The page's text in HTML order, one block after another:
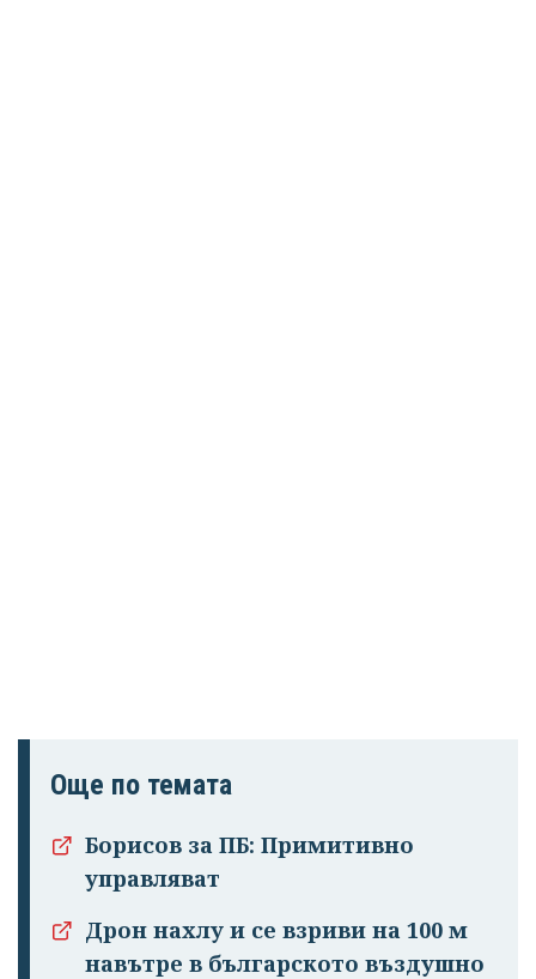
Още по темата
Борисов за ПБ: Примитивно
управляват
Дрон нахлу и се взриви на 100 м
навътре в българското въздушно